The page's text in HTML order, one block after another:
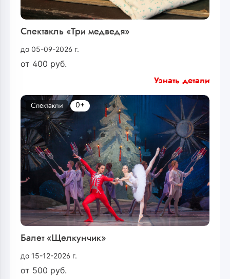
Спектакль «Три медведя»
до 05-09-2026 г.
от 400 руб.
Узнать детали
Балет «Щелкунчик»
до 15-12-2026 г.
от 500 руб.
Спектакли 0+